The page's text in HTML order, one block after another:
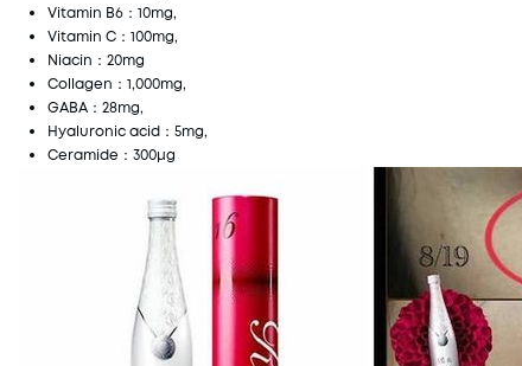
Vitamin B6：10mg,
Vitamin C：100mg,
Niacin：20mg
Collagen：1,000mg,
GABA：28mg,
Hyaluronic acid：5mg,
Ceramide：300μg